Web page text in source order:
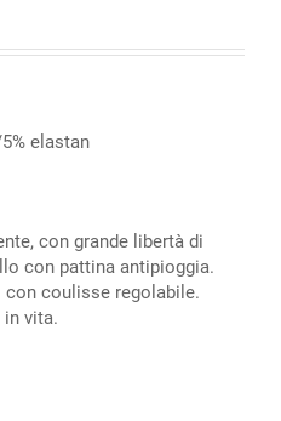
elastan
con grande libertà di
con pattina antipioggia.
con coulisse regolabile.
vita.